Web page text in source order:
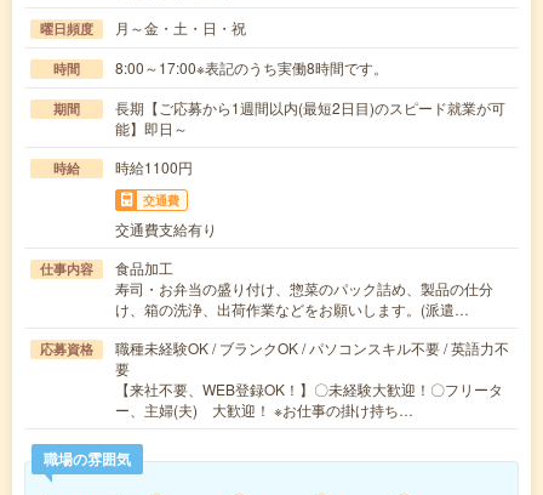
曜日頻度 月～金・土・日・祝
時間 8:00～17:00※表記のうち実働8時間です。
期間
長期【ご応募から1週間以内(最短2日目)のスピード就業が可
能】即日～
時給 時給1100円
交通費
交通費支給有り
仕事内容
食品加工
寿司・お弁当の盛り付け、惣菜のパック詰め、製品の仕分
け、箱の洗浄、出荷作業などをお願いします。(派遣…
応募資格
職種未経験OK / ブランクOK / パソコンスキル不要 / 英語力不
要
【来社不要、WEB登録OK！】〇未経験大歓迎！〇フリータ
ー、主婦(夫) 大歓迎！ ※お仕事の掛け持ち…
職場の雰囲気